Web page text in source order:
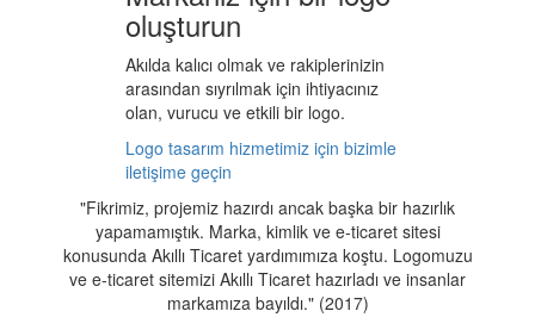
oluşturun
Akılda kalıcı olmak ve rakiplerinizin
arasından sıyrılmak için ihtiyacınız
olan, vurucu ve etkili bir logo.
Logo tasarım hizmetimiz için bizimle
iletişime geçin
"Fikrimiz, projemiz hazırdı ancak başka bir hazırlık
yapamamıştık. Marka, kimlik ve e-ticaret sitesi
konusunda Akıllı Ticaret yardımımıza koştu. Logomuzu
ve e-ticaret sitemizi Akıllı Ticaret hazırladı ve insanlar
markamıza bayıldı." (2017)